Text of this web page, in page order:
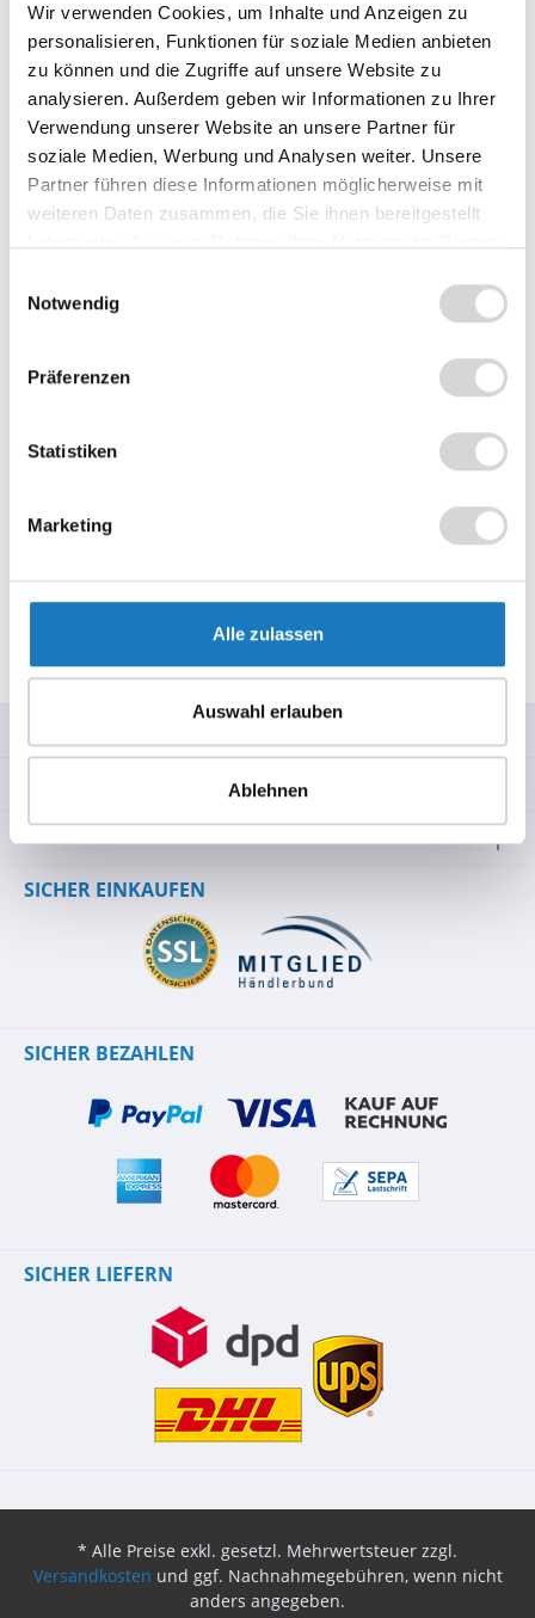
Wir verwenden Cookies, um Inhalte und Anzeigen zu
personalisieren, Funktionen für soziale Medien anbieten
zu können und die Zugriffe auf unsere Website zu
analysieren. Außerdem geben wir Informationen zu Ihrer
Verwendung unserer Website an unsere Partner für
soziale Medien, Werbung und Analysen weiter. Unsere
Partner führen diese Informationen möglicherweise mit
weiteren Daten zusammen, die Sie ihnen bereitgestellt
Notwendig
Präferenzen
Statistiken
Marketing
Alle zulassen
Auswahl erlauben
Ablehnen
Passende EC-Geräte
Summe: 197,95 € *
Stück In den Warenkorb
Das Wichtigste auf einen Blick Standfuß der Höhe 120mm
inkl. Kippgelenk zur Befestigung eines beliebigen EC-
Hersteller-Informationen
SICHER EINKAUFEN
SICHER BEZAHLEN
SICHER LIEFERN
* Alle Preise exkl. gesetzl. Mehrwertsteuer zzgl.
Versandkosten und ggf. Nachnahmegebühren, wenn nicht
anders angegeben.